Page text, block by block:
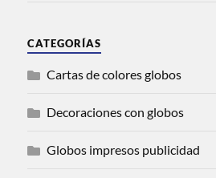
CATEGORÍAS
Cartas de colores globos
Decoraciones con globos
Globos impresos publicidad